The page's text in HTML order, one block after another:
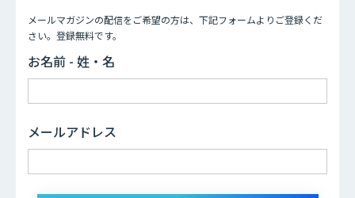
メールマガジンの配信をご希望の方は、下記フォームよりご登録くだ
さい。登録無料です。
お名前 - 姓・名
メールアドレス